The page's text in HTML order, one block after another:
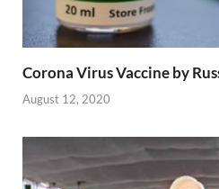
Corona Virus Vaccine by
August 12, 2020